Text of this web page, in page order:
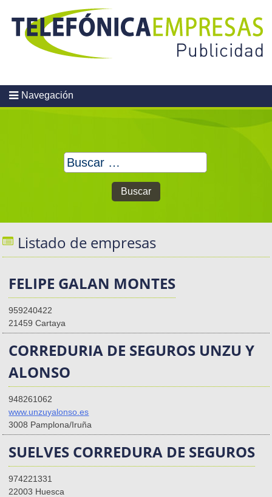
content
Navegación
Buscar:
Listado de empresas
FELIPE GALAN MONTES
959240422
21459 Cartaya
CORREDURIA DE SEGUROS UNZU Y
ALONSO
948261062
www.unzuyalonso.es
3008 Pamplona/Iruña
SUELVES CORREDURA DE SEGUROS
974221331
22003 Huesca